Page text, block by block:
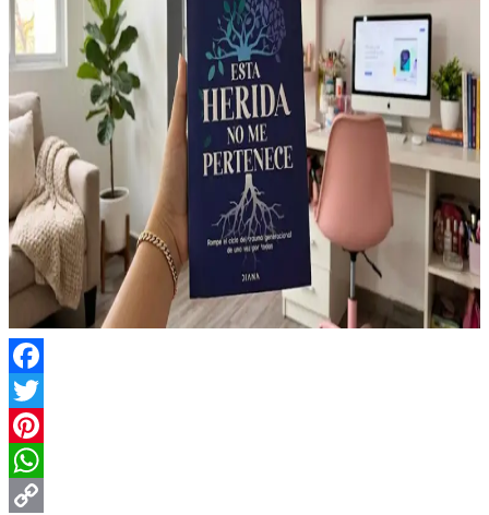
Facebook
Twitter
Pinterest
WhatsApp